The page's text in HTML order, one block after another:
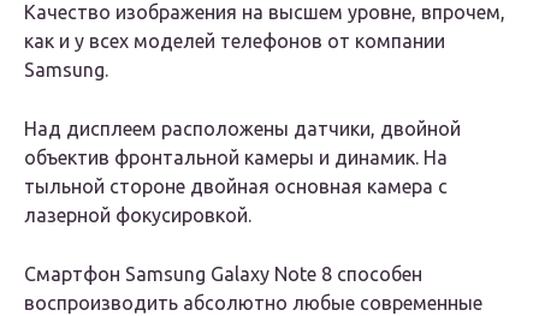
Качество изображения на высшем уровне, впрочем,
как и у всех моделей телефонов от компании
Samsung.
Над дисплеем расположены датчики, двойной
объектив фронтальной камеры и динамик. На
тыльной стороне двойная основная камера с
лазерной фокусировкой.
Смартфон Samsung Galaxy Note 8 способен
воспроизводить абсолютно любые современные